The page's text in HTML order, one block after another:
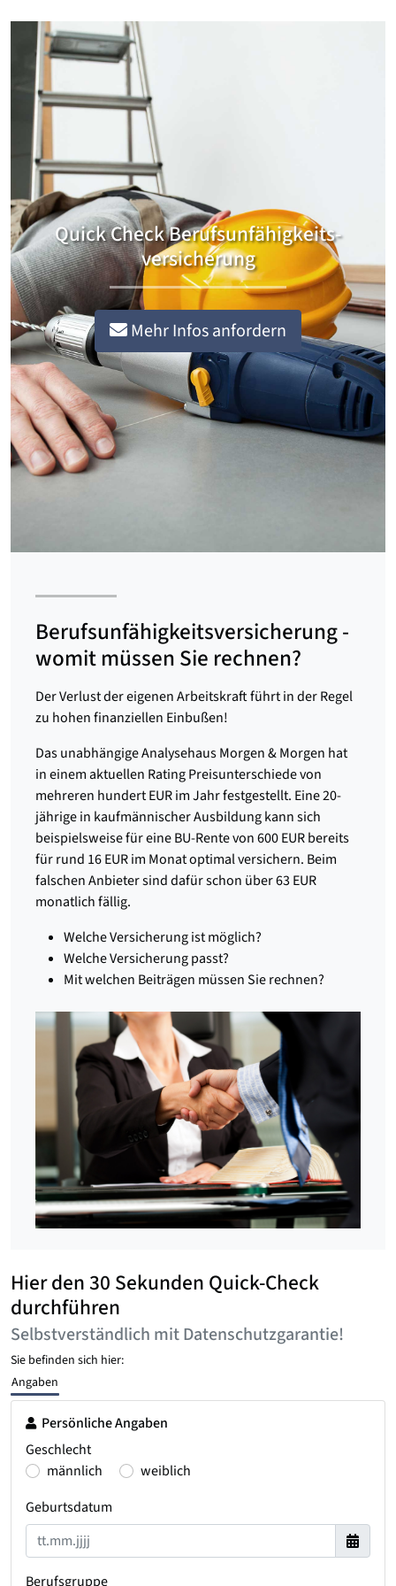
Quick Check Berufsunfähigkeits­
versicherung
Mehr Infos anfordern
Berufsunfähigkeits­versicherung -
womit müssen Sie rechnen?
Der Verlust der eigenen Arbeitskraft führt in der Regel
zu hohen finanziellen Einbußen!
Das unabhängige Analysehaus Morgen & Morgen hat
in einem aktuellen Rating Preisunterschiede von
mehreren hundert EUR im Jahr festgestellt. Eine 20-
jährige in kaufmännischer Ausbildung kann sich
beispielsweise für eine BU-Rente von 600 EUR bereits
für rund 16 EUR im Monat optimal versichern. Beim
falschen Anbieter sind dafür schon über 63 EUR
monatlich fällig.
Welche Versicherung ist möglich?
Welche Versicherung passt?
Mit welchen Beiträgen müssen Sie rechnen?
Hier den 30 Sekunden Quick-Check
durchführen
Selbstverständlich mit Datenschutzgarantie!
Sie befinden sich hier:
Angaben
Persönliche Angaben
Geschlecht
männlich
weiblich
Geburtsdatum
Berufsgruppe